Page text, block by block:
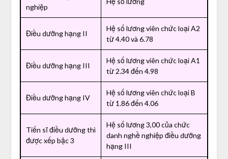
nghiệp
Điều dưỡng hạng II
Hệ số lương viên chức loại A2
từ 4.40 và 6.78
Điều dưỡng hạng III
Hệ số lương viên chức loại A1
từ 2.34 đến 4.98
Điều dưỡng hạng IV
Hệ số lương viên chức loại B
từ 1.86 đến 4.06
Tiến sĩ điều dưỡng thì
được xếp bậc 3
Hệ số lương 3,00 của chức
danh nghề nghiệp điều dưỡng
hạng III